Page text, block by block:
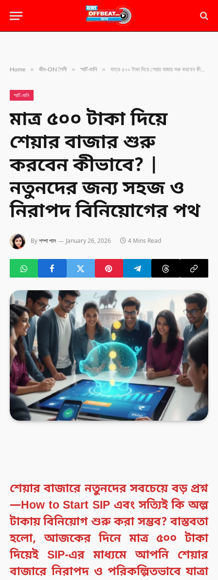
Home » জীব-ON শৈলী » স্মার্ট-মানি » মাত্র ৫০০ টাকা দিয়ে শেয়ার বাজার শুরু করবেন কীভাবে? | নতুনদের জন্য সহজ ও নিরাপদ বিনিয়োগের পথ
স্মার্ট-মানি
মাত্র ৫০০ টাকা দিয়ে
শেয়ার বাজার শুরু
করবেন কীভাবে? |
নতুনদের জন্য সহজ ও
নিরাপদ বিনিয়োগের পথ
Byশম্পা পাল January 26, 2026 4 Mins Read
শেয়ার বাজারে নতুনদের সবচেয়ে বড় প্রশ্ন
—How to Start SIP এবং সত্যিই কি অল্প
টাকায় বিনিয়োগ শুরু করা সম্ভব? বাস্তবতা
হলো, আজকের দিনে মাত্র ৫০০ টাকা
দিয়েই SIP-এর মাধ্যমে আপনি শেয়ার
বাজারে নিরাপদ ও পরিকল্পিতভাবে যাত্রা